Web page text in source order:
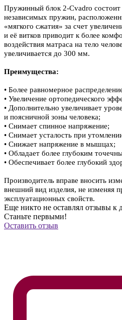
Пружинный блок 2-Cvadro cостоит
независимых пружин,
«мягкого сжатия» за счет
и её витков приводит к более
воздействия матраса на тело
увеличивается до 300 мм.
Преимущества:
• Более равномерное
• Увеличение ортопедического
• Дополнительно увеличивает
и поясничной зоны человека;
• Снимает спинное напряжение;
• Снимает усталость при
• Снижает напряжение в мышцах;
• Обладает более глубоким
• Обеспечивает более глубокий
Производитель вправе вносить
внешний вид изделия, не изменяя
эксплуатационных свойств.
Еще никто не оставлял отзывы к
Станьте первыми!
Оставить отзыв